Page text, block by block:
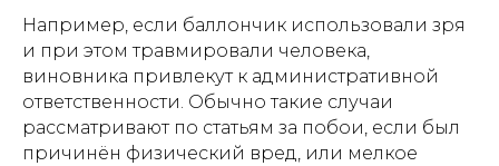
Например, если баллончик использовали зря
и при этом травмировали человека,
виновника привлекут к административной
ответственности. Обычно такие случаи
рассматривают по статьям за побои, если был
причинён физический вред, или мелкое